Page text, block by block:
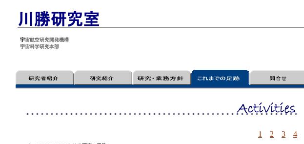
宇宙航空研究開発機構
宇宙科学研究本部
1 2 3 4